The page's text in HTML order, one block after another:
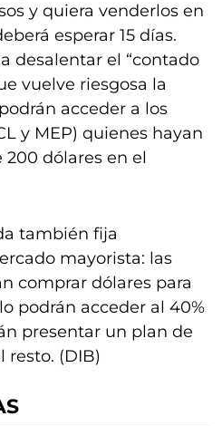
y quiera venderlos en
esperar 15 días.
desalentar el “contado
vuelve riesgosa la
acceder a los
y MEP) quienes hayan
dólares en el
también fija
mayorista: las
comprar dólares para
podrán acceder al 40%
presentar un plan de
resto. (DIB)